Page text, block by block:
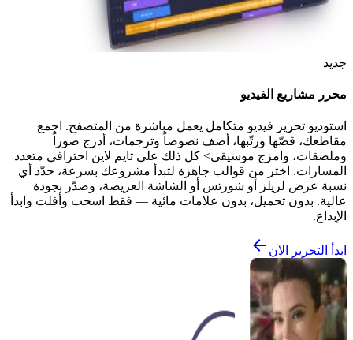
جديد
محرر مشاريع الفيديو
استوديو تحرير فيديو متكامل يعمل مباشرة من المتصفح. اجمع
مقاطعك، قصّها ورتّبها، أضف نصوصاً وترجمات، أدرج صوراً
وملصقات، وامزج موسيقى> كل ذلك على تايم لاين احترافي متعدد
المسارات. اختر من قوالب جاهزة لتبدأ مشروعك بسرعة، حدّد أي
نسبة عرض لريلز أو شورتس أو الشاشة العريضة، وصدّر بجودة
عالية. بدون تحميل، بدون علامات مائية — فقط اسحب وأفلت وابدأ
الإبداع.
ابدأ التحرير الآن